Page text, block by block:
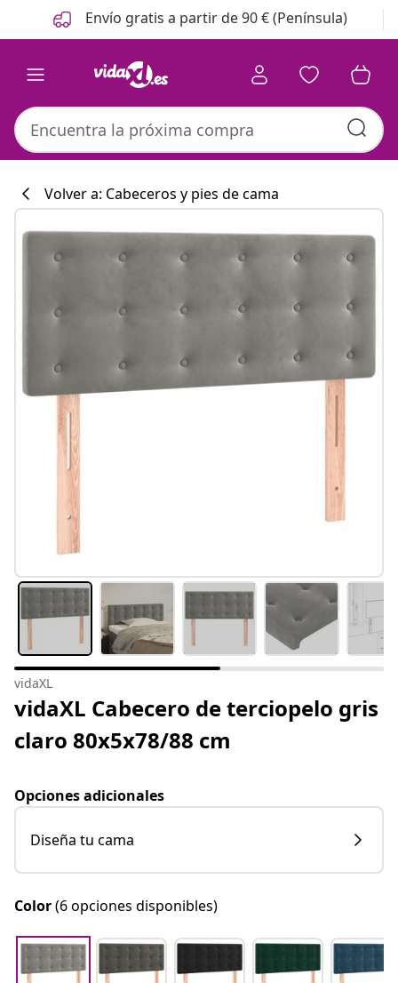
Anterior
Siguiente Envío gratis a partir de 90 € (Península)
Colección de
Volver a: Cabeceros y pies de cama
vidaXL
vidaXL Cabecero de terciopelo gris
claro 80x5x78/88 cm
Opciones adicionales
Diseña tu cama
Color(6 opciones disponibles)